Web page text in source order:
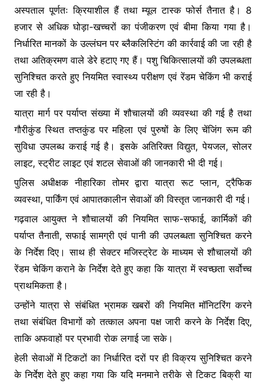
अस्पताल पूर्णतः क्रियाशील हैं तथा म्यूल टास्क फोर्स तैनात है। 8
हजार से अधिक घोड़ा-खच्चरों का पंजीकरण एवं बीमा किया गया है।
निर्धारित मानकों के उल्लंघन पर ब्लैकलिस्टिंग की कार्रवाई की जा रही है
तथा अतिक्रमण वाले डेरे हटाए गए हैं। पशु चिकित्सालयों की उपलब्धता
सुनिश्चित करते हुए नियमित स्वास्थ्य परीक्षण एवं रेंडम चेकिंग भी कराई
जा रही है।
यात्रा मार्ग पर पर्याप्त संख्या में शौचालयों की व्यवस्था की गई है तथा
गौरीकुंड स्थित तप्तकुंड पर महिला एवं पुरुषों के लिए चेंजिंग रूम की
सुविधा उपलब्ध कराई गई है। इसके अतिरिक्त विद्युत, पेयजल, सोलर
लाइट, स्ट्रीट लाइट एवं शटल सेवाओं की जानकारी भी दी गई।
पुलिस अधीक्षक नीहारिका तोमर द्वारा यात्रा रूट प्लान, ट्रैफिक
व्यवस्था, पार्किंग एवं आपातकालीन सेवाओं की विस्तृत जानकारी दी गई।
गढ़वाल आयुक्त ने शौचालयों की नियमित साफ-सफाई, कार्मिकों की
पर्याप्त तैनाती, सफाई सामग्री एवं पानी की उपलब्धता सुनिश्चित करने
के निर्देश दिए। साथ ही सेक्टर मजिस्ट्रेट के माध्यम से शौचालयों की
रेंडम चेकिंग कराने के निर्देश देते हुए कहा कि यात्रा में स्वच्छता सर्वोच्च
प्राथमिकता है।
उन्होंने यात्रा से संबंधित भ्रामक खबरों की नियमित मॉनिटरिंग करने
तथा संबंधित विभागों को तत्काल अपना पक्ष जारी करने के निर्देश दिए,
ताकि अफवाहों पर प्रभावी रोक लगाई जा सके।
हेली सेवाओं में टिकटों का निर्धारित दरों पर ही विक्रय सुनिश्चित करने
के निर्देश देते हुए कहा गया कि यदि मनमाने तरीके से टिकट बिक्री या